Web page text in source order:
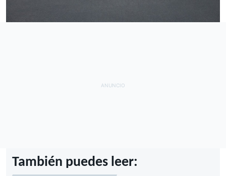
También puedes leer: